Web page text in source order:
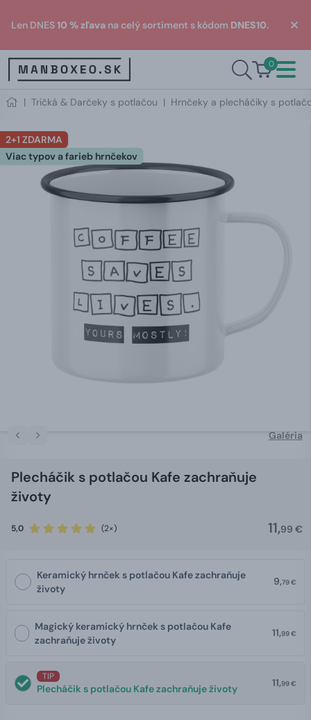
Len DNES10 % zľava na celý sortiment s kódom DNES10.
0
| Tričká & Darčeky s potlačou | Hrnčeky a plecháčiky s
2+1 ZDARMA
Viac typov a farieb hrnčekov
Galéria
Plecháčik s potlačou Kafe zachraňuje
životy
5,0 (2×) 11,99 €
Keramický hrnček s potlačou Kafe zachraňuje
životy
9,79 €
Magický keramický hrnček s potlačou Kafe
zachraňuje životy
11,99 €
TIP
Plecháčik s potlačou Kafe zachraňuje životy 11,99 €